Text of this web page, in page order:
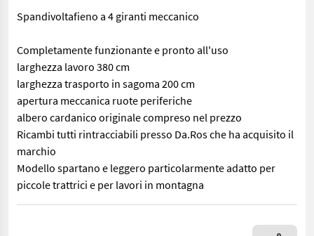
Spandivoltafieno a 4 giranti meccanico
Completamente funzionante e pronto all'uso
larghezza lavoro 380 cm
larghezza trasporto in sagoma 200 cm
apertura meccanica ruote periferiche
albero cardanico originale compreso nel prezzo
Ricambi tutti rintracciabili presso Da.Ros che ha acquisito il
marchio
Modello spartano e leggero particolarmente adatto per
piccole trattrici e per lavori in montagna
Spandivoltafieno a 4 giranti meccanico Completamente